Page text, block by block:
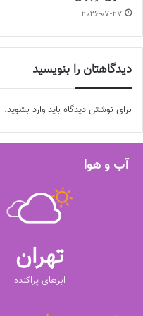
اسماء نظری، محدثه زلفی از
شهناز جعفری از قم
فروردین ماه تمرینات خود را
عازم مسابقات می شوند.
مسابقات اعزام می گردند.
2026-07-27
دیدگاهتان را بنویسید
برای نوشتن دیدگاه باید وارد بشوید.
آب و هوا
تهران
ابرهای پراکنده